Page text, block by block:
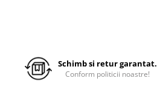
Schimb si retur garantat.
Conform politicii noastre!